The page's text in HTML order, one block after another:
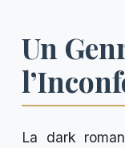
Un
La dark